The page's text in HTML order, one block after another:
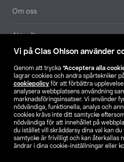
Vi på Clas Ohlson använder
Genom att trycka ”Acceptera alla
lagrar cookies och andra spårtekniker
cookiepolicy för att förbättra
analysera webbplatsens användning
marknadsföringsinsatser. Vi använder
nödvändiga, funktionella, analys och
cookies krävs inte ditt samtycke
nödvändiga för att innehållet på
du istället vill skräddarsy dina val kan du
samtycke är frivilligt och kan återkallas
ändrar i dina cookie-inställningar eller
Om oss
Aktuellt
Hitta
SE NO